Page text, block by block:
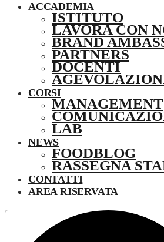
ACCADEMIA
ISTITUTO
LAVORA CON
BRAND
PARTNERS
DOCENTI
CORSI
MANAGEMENT
LAB
NEWS
FOODBLOG
RASSEGNA
CONTATTI
AREA RISERVATA